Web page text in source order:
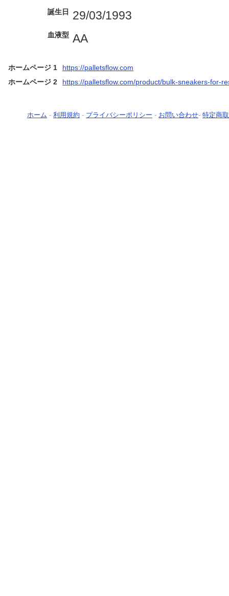
誕生日 29/03/1993
血液型 AA
ホームページ 1
https://palletsflow.com
ホームページ 2
https://palletsflow.com/product/bulk-sneakers-for-
ホーム - 利用規約 - プライバシーポリシー - お問い合わせ- 特定商